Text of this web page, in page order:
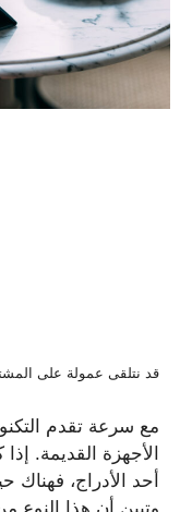
قد نتلقى عمولة على
مع سرعة تقدم
الأجهزة القديمة.
أحد الأدراج،